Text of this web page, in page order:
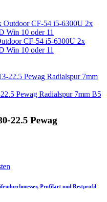
CF-54 i5-6300U 2x
Win 10 oder 11
Pewag Radialspur 7mm B5
22.5 Pewag
Profilart und Restprofil